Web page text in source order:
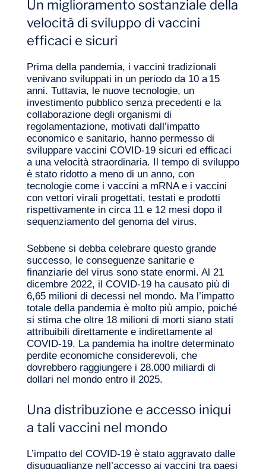
La nostra avventura
Volete salire a bordo?
Un miglioramento sostanziale della
velocità di sviluppo di vaccini
efficaci e sicuri
Prima della pandemia, i vaccini tradizionali
venivano sviluppati in un periodo da 10 a 15
anni. Tuttavia, le nuove tecnologie, un
investimento pubblico senza precedenti e la
collaborazione degli organismi di
regolamentazione, motivati dall’impatto
economico e sanitario, hanno permesso di
sviluppare vaccini COVID‑19 sicuri ed efficaci
a una velocità straordinaria. Il tempo di sviluppo
è stato ridotto a meno di un anno, con
tecnologie come i vaccini a mRNA e i vaccini
con vettori virali progettati, testati e prodotti
rispettivamente in circa 11 e 12 mesi dopo il
sequenziamento del genoma del virus.
Sebbene si debba celebrare questo grande
successo, le conseguenze sanitarie e
finanziarie del virus sono state enormi. Al 21
dicembre 2022, il COVID‑19 ha causato più di
6,65 milioni di decessi nel mondo. Ma l’impatto
totale della pandemia è molto più ampio, poiché
si stima che oltre 18 milioni di morti siano stati
attribuibili direttamente e indirettamente al
COVID‑19. La pandemia ha inoltre determinato
perdite economiche considerevoli, che
dovrebbero raggiungere i 28.000 miliardi di
dollari nel mondo entro il 2025.
Una distribuzione e accesso iniqui
a tali vaccini nel mondo
L’impatto del COVID‑19 è stato aggravato dalle
disuguaglianze nell’accesso ai vaccini tra paesi